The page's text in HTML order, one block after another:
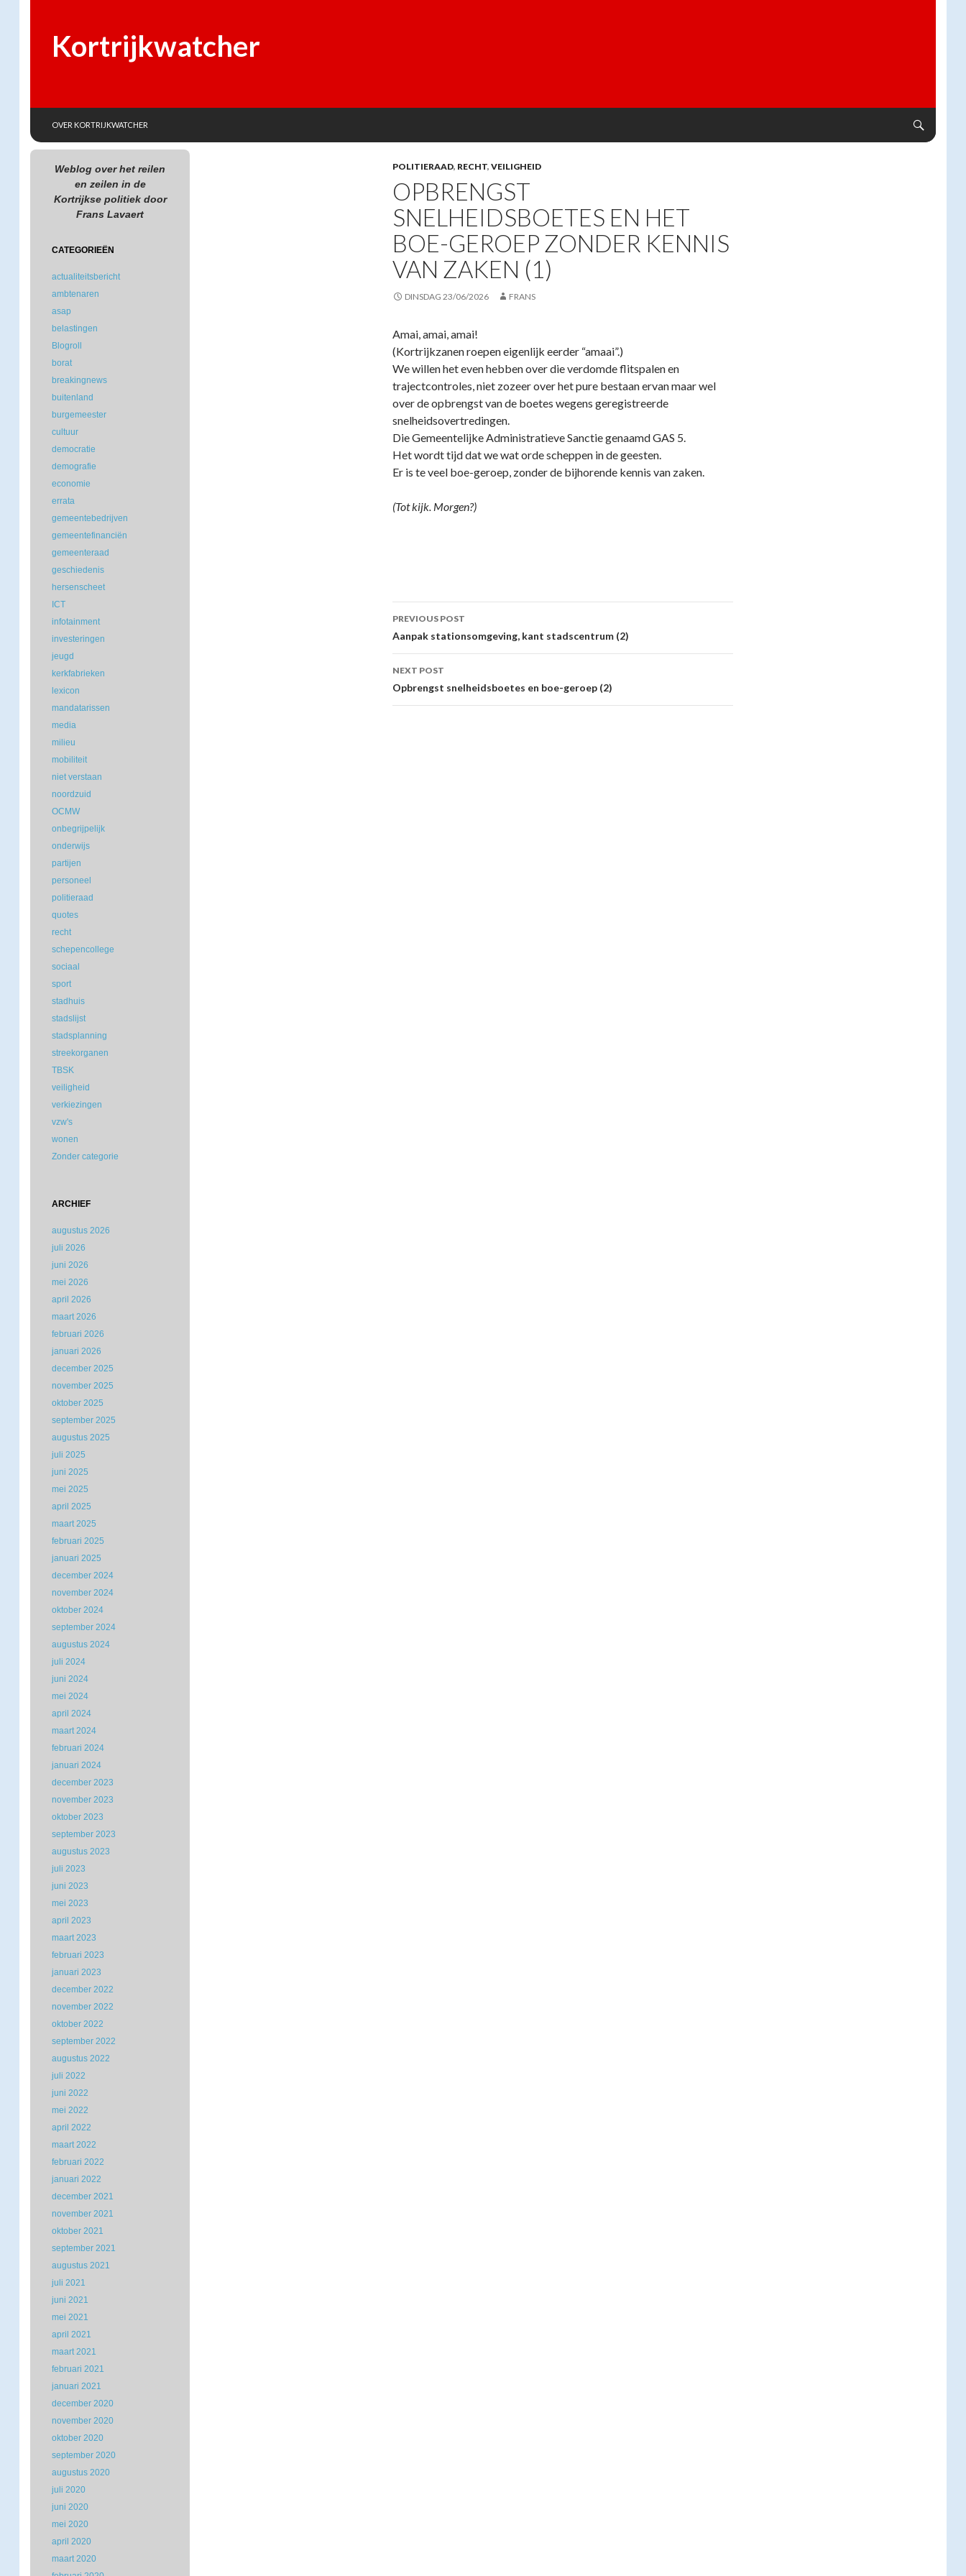
Kortrijkwatcher
OVER KORTRIJKWATCHER
POLITIERAAD, RECHT, VEILIGHEID
OPBRENGST
SNELHEIDSBOETES EN HET
BOE-GEROEP ZONDER KENNIS
VAN ZAKEN (1)
DINSDAG 23/06/2026 FRANS
Amai, amai, amai!
(Kortrijkzanen roepen eigenlijk eerder “amaai”.)
We willen het even hebben over die verdomde flitspalen en
trajectcontroles, niet zozeer over het pure bestaan ervan maar wel
over de opbrengst van de boetes wegens geregistreerde
snelheidsovertredingen.
Die Gemeentelijke Administratieve Sanctie genaamd GAS 5.
Het wordt tijd dat we wat orde scheppen in de geesten.
Er is te veel boe-geroep, zonder de bijhorende kennis van zaken.
(Tot kijk. Morgen?)
Post
navigation
PREVIOUS POST
Aanpak stationsomgeving, kant stadscentrum (2)
NEXT POST
Opbrengst snelheidsboetes en boe-geroep (2)
Weblog over het reilen
en zeilen in de
Kortrijkse politiek door
Frans Lavaert
CATEGORIEËN
actualiteitsbericht
ambtenaren
asap
belastingen
Blogroll
borat
breakingnews
buitenland
burgemeester
cultuur
democratie
demografie
economie
errata
gemeentebedrijven
gemeentefinanciën
gemeenteraad
geschiedenis
hersenscheet
ICT
infotainment
investeringen
jeugd
kerkfabrieken
lexicon
mandatarissen
media
milieu
mobiliteit
niet verstaan
noordzuid
OCMW
onbegrijpelijk
onderwijs
partijen
personeel
politieraad
quotes
recht
schepencollege
sociaal
sport
stadhuis
stadslijst
stadsplanning
streekorganen
TBSK
veiligheid
verkiezingen
vzw's
wonen
Zonder categorie
ARCHIEF
augustus 2026
juli 2026
juni 2026
mei 2026
april 2026
maart 2026
februari 2026
januari 2026
december 2025
november 2025
oktober 2025
september 2025
augustus 2025
juli 2025
juni 2025
mei 2025
april 2025
maart 2025
februari 2025
januari 2025
december 2024
november 2024
oktober 2024
september 2024
augustus 2024
juli 2024
juni 2024
mei 2024
april 2024
maart 2024
februari 2024
januari 2024
december 2023
november 2023
oktober 2023
september 2023
augustus 2023
juli 2023
juni 2023
mei 2023
april 2023
maart 2023
februari 2023
januari 2023
december 2022
november 2022
oktober 2022
september 2022
augustus 2022
juli 2022
juni 2022
mei 2022
april 2022
maart 2022
februari 2022
januari 2022
december 2021
november 2021
oktober 2021
september 2021
augustus 2021
juli 2021
juni 2021
mei 2021
april 2021
maart 2021
februari 2021
januari 2021
december 2020
november 2020
oktober 2020
september 2020
augustus 2020
juli 2020
juni 2020
mei 2020
april 2020
maart 2020